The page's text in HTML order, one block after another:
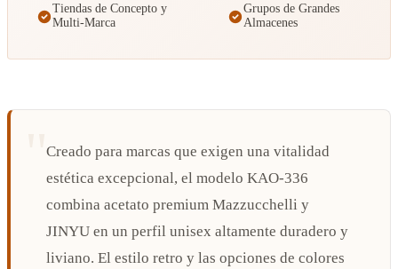
Tiendas de Concepto y
Multi-Marca
Grupos de Grandes
Almacenes
Creado para marcas que exigen una vitalidad
estética excepcional, el modelo KAO-336
combina acetato premium Mazzucchelli y
JINYU en un perfil unisex altamente duradero y
liviano. El estilo retro y las opciones de colores